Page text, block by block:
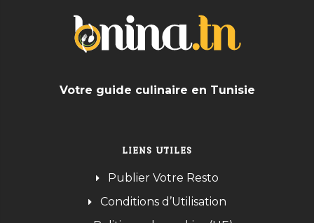
Votre guide culinaire en Tunisie
LIENS UTILES
Publier Votre Resto
Conditions d’Utilisation